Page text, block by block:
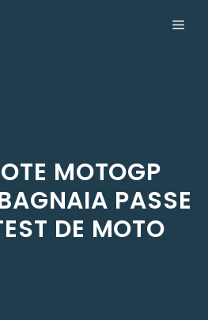
MOTOGP
PASSE
DE MOTO